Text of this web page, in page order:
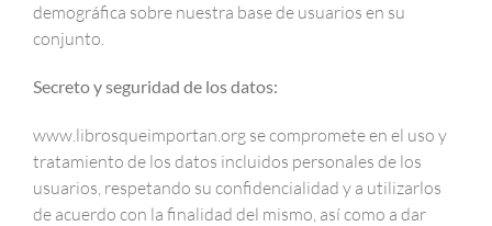
demográfica sobre nuestra base de usuarios en su
conjunto.
Secreto y seguridad de los datos:
www.librosqueimportan.org se compromete en el uso y
tratamiento de los datos incluidos personales de los
usuarios, respetando su confidencialidad y a utilizarlos
de acuerdo con la finalidad del mismo, así como a dar